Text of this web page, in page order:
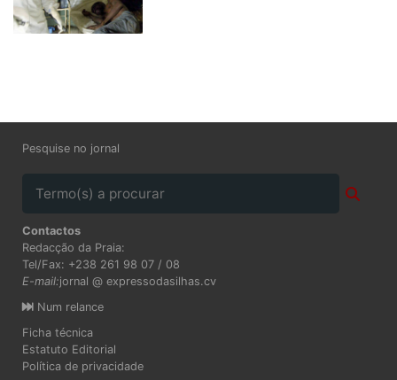
Pesquise no jornal
Contactos
Redacção da Praia:
Tel/Fax: +238 261 98 07 / 08
E-mail:jornal @ expressodasilhas.cv
Num relance
Ficha técnica
Estatuto Editorial
Política de privacidade